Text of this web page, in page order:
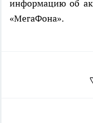
информацию об
«МегаФона».